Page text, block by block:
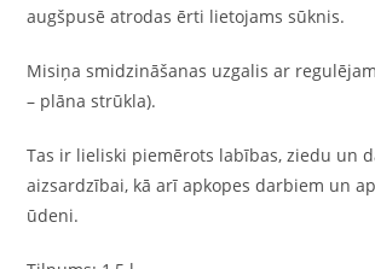
augšpusē atrodas ērti lietojams sūknis.
Misiņa smidzināšanas uzgalis ar
– plāna strūkla).
Tas ir lieliski piemērots labības, ziedu un
aizsardzībai, kā arī apkopes darbiem un
ūdeni.